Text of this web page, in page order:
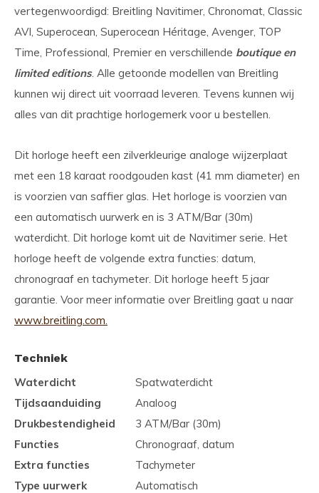
vertegenwoordigd: Breitling Navitimer, Chronomat, Classic
AVI, Superocean, Superocean Héritage, Avenger, TOP
Time, Professional, Premier en verschillende boutique en
limited editions. Alle getoonde modellen van Breitling
kunnen wij direct uit voorraad leveren. Tevens kunnen wij
alles van dit prachtige horlogemerk voor u bestellen.
Dit horloge heeft een zilverkleurige analoge wijzerplaat
met een 18 karaat roodgouden kast (41 mm diameter) en
is voorzien van saffier glas. Het horloge is voorzien van
een automatisch uurwerk en is 3 ATM/Bar (30m)
waterdicht. Dit horloge komt uit de Navitimer serie. Het
horloge heeft de volgende extra functies: datum,
chronograaf en tachymeter. Dit horloge heeft 5 jaar
garantie. Voor meer informatie over Breitling gaat u naar
www.breitling.com.
Techniek
Waterdicht
Spatwaterdicht
Tijdsaanduiding
Analoog
Drukbestendigheid
3 ATM/Bar (30m)
Functies
Chronograaf, datum
Extra functies
Tachymeter
Type uurwerk
Automatisch